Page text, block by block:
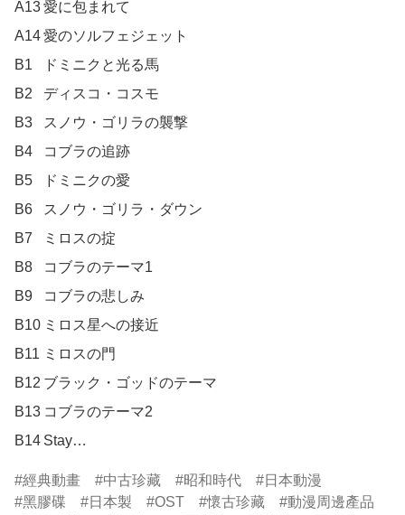
A13	愛に包まれて
A14	愛のソルフェジェット
B1	ドミニクと光る馬
B2	ディスコ・コスモ
B3	スノウ・ゴリラの襲撃
B4	コブラの追跡
B5	ドミニクの愛
B6	スノウ・ゴリラ・ダウン
B7	ミロスの掟
B8	コブラのテーマ1
B9	コブラの悲しみ
B10	ミロス星への接近
B11	ミロスの門
B12	ブラック・ゴッドのテーマ
B13	コブラのテーマ2
B14	Stay…
經典動畫 中古珍藏 昭和時代
日本動漫
黑膠碟
日本製 OST 懷古珍藏
動漫周邊產品